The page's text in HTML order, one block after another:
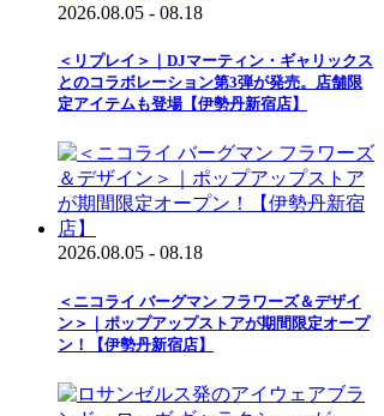
2026.08.05 - 08.18
＜リプレイ＞｜DJマーティン・ギャリックス
とのコラボレーション第3弾が発売。店舗限
定アイテムも登場【伊勢丹新宿店】
2026.08.05 - 08.18
＜ニコライ バーグマン フラワーズ＆デザイ
ン＞｜ポップアップストアが期間限定オープ
ン！【伊勢丹新宿店】